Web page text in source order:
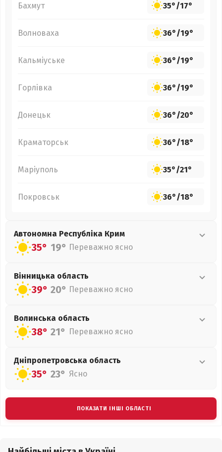
Бахмут 35°/17°
Волноваха 36°/19°
Кальміуське 36°/19°
Горлівка 36°/19°
Донецьк 36°/20°
Краматорськ 36°/18°
Маріуполь 35°/21°
Покровськ 36°/18°
Автономна Республіка Крим
35° 19° Переважно ясно
Вінницька область
39° 20° Переважно ясно
Волинська область
38° 21° Переважно ясно
Дніпропетровська область
35° 23° Ясно
ПОКАЗАТИ ІНШІ ОБЛАСТІ